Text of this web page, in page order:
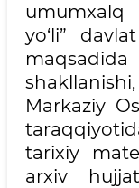
umumxalq
yo‘li”
Markaziy
tarixiy
arxiv